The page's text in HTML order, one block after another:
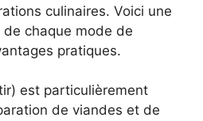
culinaires. Voici une
chaque mode de
pratiques.
est particulièrement
de viandes et de